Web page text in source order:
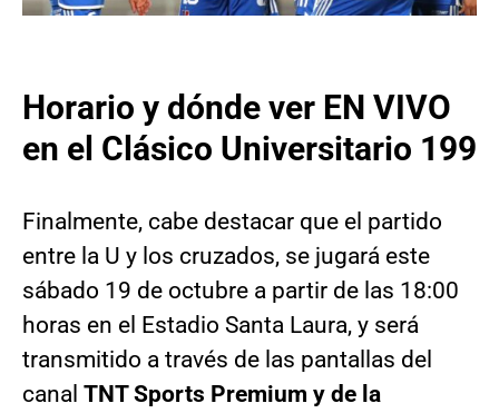
Horario y dónde ver EN VIVO
en el Clásico Universitario 199
Finalmente, cabe destacar que el partido
entre la U y los cruzados, se jugará este
sábado 19 de octubre a partir de las 18:00
horas en el Estadio Santa Laura, y será
transmitido a través de las pantallas del
canal TNT Sports Premium y de la